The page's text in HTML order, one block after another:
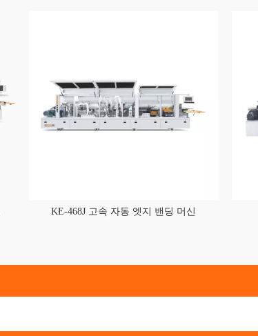
KE-468J 고속 자동 엣지 밴딩 머신